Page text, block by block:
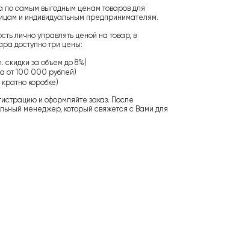
по самым выгодным ценам товаров для
и индивидуальным предпринимателям.
лично управлять ценой на товар, в
доступно три цены:
за объем до 8%)
от 100 000 рублей)
коробке)
и оформляйте заказ. После
менеджер, который свяжется с Вами для